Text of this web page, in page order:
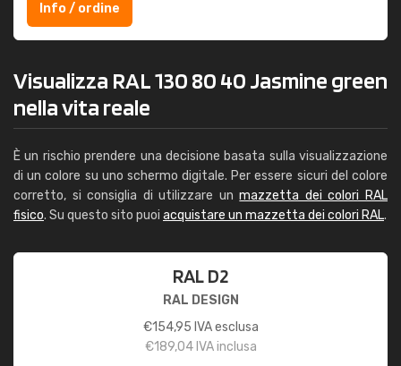
Info / ordine
Visualizza RAL 130 80 40 Jasmine green
nella vita reale
È un rischio prendere una decisione basata sulla visualizzazione
di un colore su uno schermo digitale. Per essere sicuri del colore
corretto, si consiglia di utilizzare unmazzetta dei colori RAL
fisico. Su questo sito puoi acquistare un mazzetta dei colori RAL.
RAL D2
RAL DESIGN
€154,95 IVA esclusa
€189,04IVA inclusa